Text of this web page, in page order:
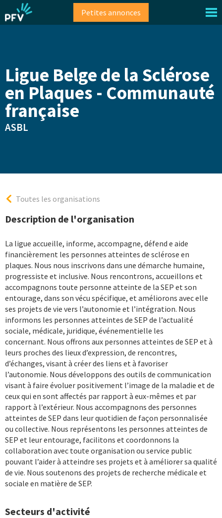
au
contenu
Petites annonces
Ligue Belge de la Sclérose
en Plaques - Communauté
française
ASBL
Toutes les organisations
Description de l'organisation
La ligue accueille, informe, accompagne, défend e aide
financièrement les personnes atteintes de sclérose en
plaques. Nous nous inscrivons dans une démarche humaine,
progressiste et inclusive. Nous rencontrons, accueillons et
accompagnons toute personne atteinte de la SEP et son
entourage, dans son vécu spécifique, et améliorons avec elle
ses projets de vie vers l’autonomie et l’intégration. Nous
informons les personnes atteintes de SEP de l’actualité
sociale, médicale, juridique, événementielle les
concernant. Nous offrons aux personnes atteintes de SEP et à
leurs proches des lieux d’expression, de rencontres,
d’échanges, visant à créer des liens et à favoriser
l’autonomie. Nous développons des outils de communication
visant à faire évoluer positivement l’image de la maladie et de
ceux qui en sont affectés par rapport à eux-mêmes et par
rapport à l’extérieur. Nous accompagnons des personnes
atteintes de SEP dans leur quotidien de façon personnalisée
ou collective. Nous représentons les personnes atteintes de
SEP et leur entourage, facilitons et coordonnons la
collaboration avec toute organisation ou service public
pouvant l’aider à atteindre ses projets et à améliorer sa qualité
de vie. Nous soutenons des projets de recherche médicale et
sociale en matière de SEP.
Secteurs d'activité